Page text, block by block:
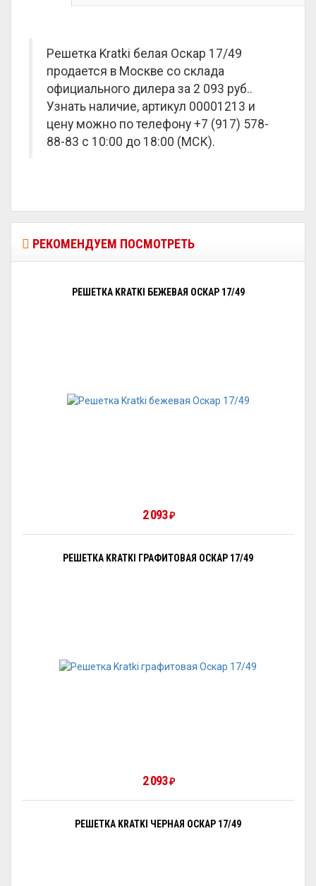
Решетка Kratki белая Оскар 17/49
продается в Москве со склада
официального дилера за 2 093 руб..
Узнать наличие, артикул 00001213 и
цену можно по телефону +7 (917) 578-
88-83 с 10:00 до 18:00 (МСК).
РЕКОМЕНДУЕМ ПОСМОТРЕТЬ
РЕШЕТКА KRATKI БЕЖЕВАЯ ОСКАР 17/49
2 093 ₽
РЕШЕТКА KRATKI ГРАФИТОВАЯ ОСКАР 17/49
2 093 ₽
РЕШЕТКА KRATKI ЧЕРНАЯ ОСКАР 17/49